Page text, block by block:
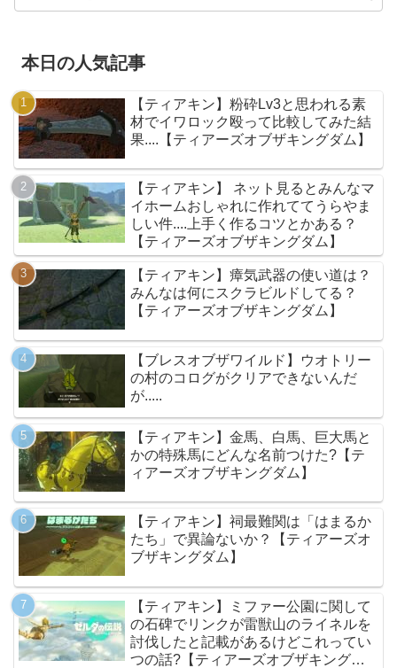
本日の人気記事
【ティアキン】粉砕Lv3と思われる素
材でイワロック殴って比較してみた結
果....【ティアーズオブザキングダム】
【ティアキン】 ネット見るとみんなマ
イホームおしゃれに作れててうらやま
しい件....上手く作るコツとかある？
【ティアーズオブザキングダム】
【ティアキン】瘴気武器の使い道は？
みんなは何にスクラビルドしてる？
【ティアーズオブザキングダム】
【ブレスオブザワイルド】ウオトリー
の村のコログがクリアできないんだ
が.....
【ティアキン】金馬、白馬、巨大馬と
かの特殊馬にどんな名前つけた?【テ
ィアーズオブザキングダム】
【ティアキン】祠最難関は「はまるか
たち」で異論ないか？【ティアーズオ
ブザキングダム】
【ティアキン】ミファー公園に関して
の石碑でリンクが雷獣山のライネルを
討伐したと記載があるけどこれってい
つの話?【ティアーズオブザキングダ